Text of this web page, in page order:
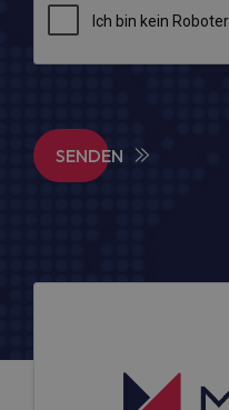
SENDEN